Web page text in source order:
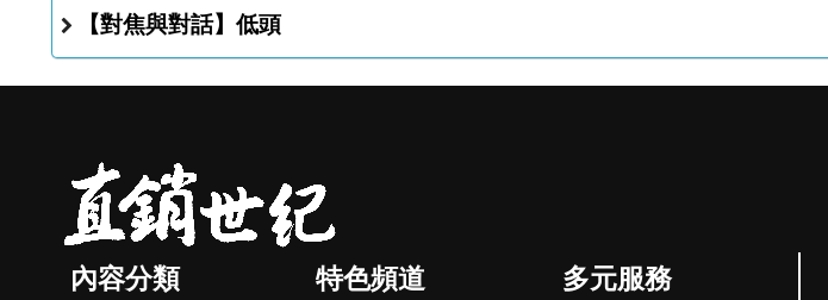
【對焦與對話】低頭
內容分類 特色頻道 多元服務